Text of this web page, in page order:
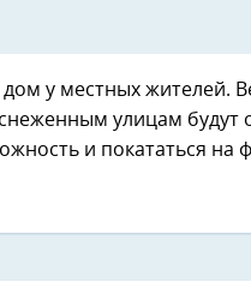
у местных жителей.
улицам
и покататься на